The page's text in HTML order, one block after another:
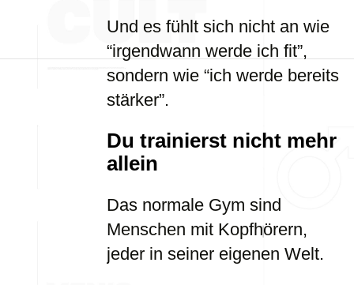
Und es fühlt sich nicht an wie
“irgendwann werde ich fit”,
sondern wie “ich werde bereits
stärker”.
Du trainierst nicht mehr
allein
Das normale Gym sind
Menschen mit Kopfhörern,
jeder in seiner eigenen Welt.